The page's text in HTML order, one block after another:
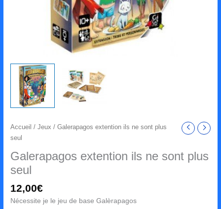
Accueil /Jeux / Galerapagos extention ils ne sont plus
seul
Galerapagos extention ils ne sont plus
seul
12,00€
Nécessite je le jeu de base Galèrapagos